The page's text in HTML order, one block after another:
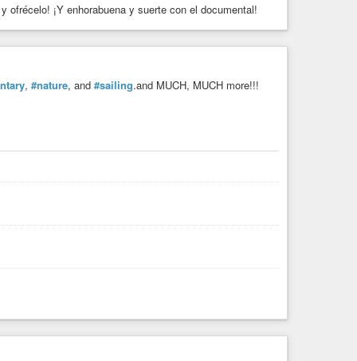
ofrécelo! ¡Y enhorabuena y suerte con el documental!
, #nature, and #sailing.and MUCH, MUCH more!!!